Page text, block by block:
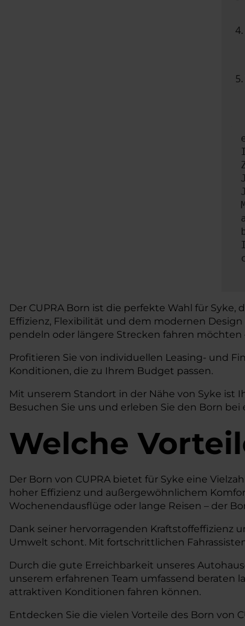
Der CUPRA Born ist die perfekte Wahl für
Effizienz, Flexibilität und dem modernen
pendeln oder längere Strecken fahren
Profitieren Sie von individuellen Leasing- und
Konditionen, die zu Ihrem Budget passen.
Mit unserem Standort in der Nähe von Syke ist
Besuchen Sie uns und erleben Sie den Born
Welche
Der Born von CUPRA bietet für Syke eine
hoher Effizienz und außergewöhnlichem
Wochenendausflüge oder lange Reisen – der
Dank seiner hervorragenden
Umwelt schont. Mit fortschrittlichen
Durch die gute Erreichbarkeit unseres
unserem erfahrenen Team umfassend beraten
attraktiven Konditionen fahren können.
Entdecken Sie die vielen Vorteile des Born von